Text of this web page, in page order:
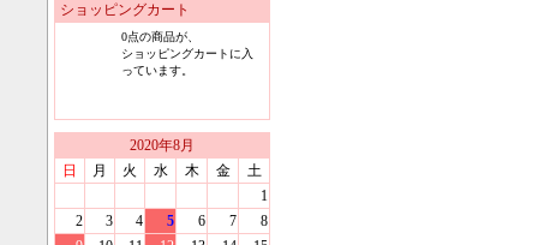
ショッピングカート
0点の商品が、
ショッピングカートに入
っています。
2020年8月
日
月 火 水 木 金
土
1
2
3 4 5 6 7
8